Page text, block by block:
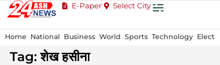
E-Paper Select City
Home National Business World Sports Technology
Tag:शेख हसीना